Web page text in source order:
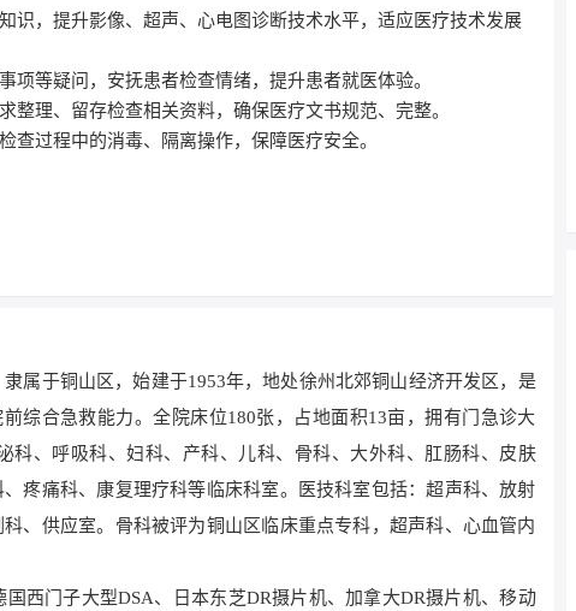
识，提升影像、超声、心电图诊断技术水平，适应医疗技术发展
等疑问，安抚患者检查情绪，提升患者就医体验。
理、留存检查相关资料，确保医疗文书规范、完整。
查过程中的消毒、隔离操作，保障医疗安全。
属于铜山区，始建于1953年，地处徐州北郊铜山经济开发区，是
综合急救能力。全院床位180张，占地面积13亩，拥有门急诊大
、呼吸科、妇科、产科、儿科、骨科、大外科、肛肠科、皮肤
疼痛科、康复理疗科等临床科室。医技科室包括：超声科、放射
、供应室。骨科被评为铜山区临床重点专科，超声科、心血管内
西门子大型DSA、日本东芝DR摄片机、加拿大DR摄片机、移动